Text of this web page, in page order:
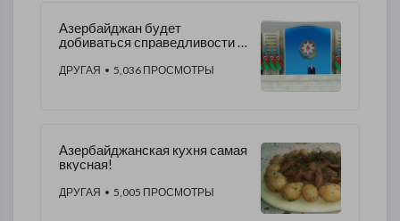
Азербайджан будет
добиваться справедливости и
территориальную
ДРУГАЯ • 5,036 ПРОСМОТРЫ
Азербайджанская кухня самая
вкусная!
ДРУГАЯ • 5,005 ПРОСМОТРЫ